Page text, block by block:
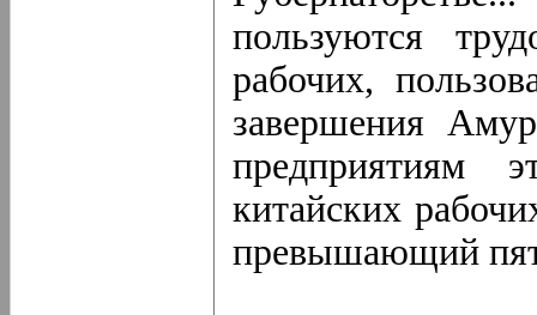
пользуются
рабочих,
завершения
предприятиям
китайских
превышающий